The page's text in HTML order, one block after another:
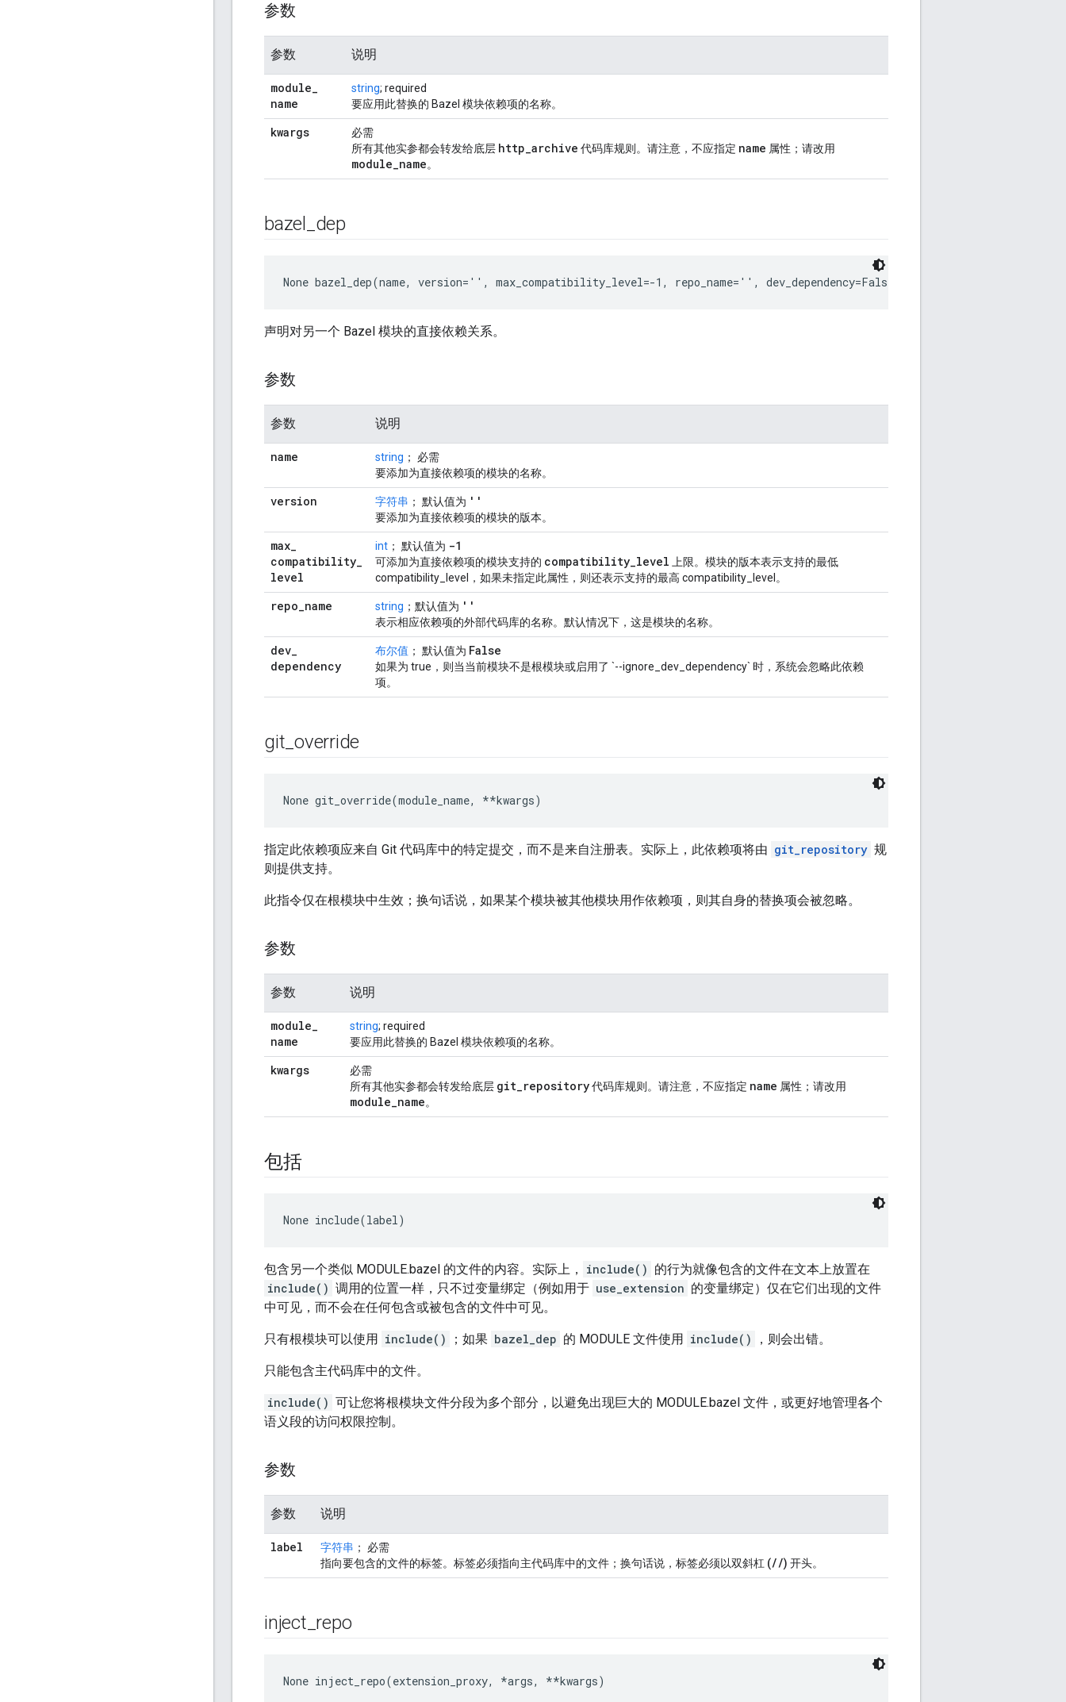
参数
参数 说明
module_
name
string; required
要应用此替换的 Bazel 模块依赖项的名称。
kwargs
必需
所有其他实参都会转发给底层 http_archive 代码库规则。请注意，不应指定 name 属性；请改用
module_name。
bazel dep
None bazel_dep(name, version='', max_compatibility_level=-1, repo_name='', dev_dependency=False)
声明对另一个 Bazel 模块的直接依赖关系。
参数
参数 说明
name string ； 必需
要添加为直接依赖项的模块的名称。
version 字符串 ； 默认值为 ''
要添加为直接依赖项的模块的版本。
max_
compatibility_
level
int ； 默认值为 -1
可添加为直接依赖项的模块支持的 compatibility_level 上限。模块的版本表示支持的最低
compatibility_level，如果未指定此属性，则还表示支持的最高 compatibility_level。
repo_name string ；默认值为 ''
表示相应依赖项的外部代码库的名称。默认情况下，这是模块的名称。
dev_
dependency
布尔值 ； 默认值为 False
如果为 true，则当当前模块不是根模块或启用了 `--ignore_dev_dependency` 时，系统会忽略此依赖
项。
git _override
None git_override(module_name, **kwargs)
指定此依赖项应来自 Git 代码库中的特定提交，而不是来自注册表。实际上，此依赖项将由 git_repository 规
则提供支持。
此指令仅在根模块中生效；换句话说，如果某个模块被其他模块用作依赖项，则其自身的替换项会被忽略。
参数
参数 说明
module_
name
string; required
要应用此替换的 Bazel 模块依赖项的名称。
kwargs
必需
所有其他实参都会转发给底层 git_repository代码库规则。请注意，不应指定 name 属性；请改用
module_name。
包括
None include(label)
包含另一个类似 MODULE.bazel 的文件的内容。实际上， include() 的行为就像包含的文件在文本上放置在
include() 调用的位置一样，只不过变量绑定（例如用于 use_extension 的变量绑定）仅在它们出现的文件
中可见，而不会在任何包含或被包含的文件中可见。
只有根模块可以使用 include() ；如果 bazel_dep 的 MODULE 文件使用 include() ，则会出错。
只能包含主代码库中的文件。
include() 可让您将根模块文件分段为多个部分，以避免出现巨大的 MODULE.bazel 文件，或更好地管理各个
语义段的访问权限控制。
参数
参数 说明
label 字符串 ； 必需
指向要包含的文件的标签。标签必须指向主代码库中的文件；换句话说，标签必须以双斜杠 (//) 开头。
inject repo
None inject_repo(extension_proxy, *args, **kwargs)